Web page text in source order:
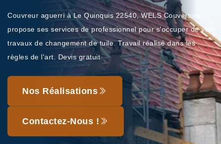
Couvreur aguerri à Le Quinquis 22540, WELS Couverture
propose ses services de professionnel pour s'occuper de vos
travaux de changement de tuile. Travail réalisé dans les
règles de l'art. Devis gratuit
Nos Réalisations
Contactez-Nous !